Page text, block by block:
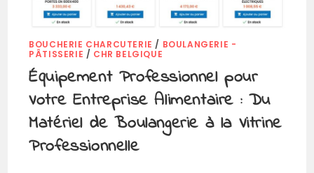
BOUCHERIE CHARCUTERIE / BOULANGERIE -
PÂTISSERIE / CHR BELGIQUE
Équipement Professionnel pour
Votre Entreprise Alimentaire : Du
Matériel de Boulangerie à la Vitrine
Professionnelle